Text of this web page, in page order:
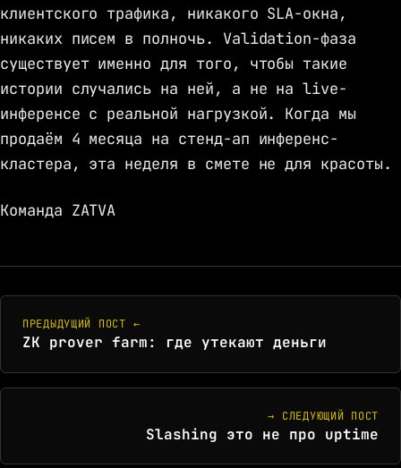
клиентского трафика, никакого SLA-окна,
никаких писем в полночь. Validation-фаза
существует именно для того, чтобы такие
истории случались на ней, а не на live-
инференсе с реальной нагрузкой. Когда мы
продаём 4 месяца на стенд-ап инференс-
кластера, эта неделя в смете не для красоты.
Команда ZATVA
ПРЕДЫДУЩИЙ ПОСТ ←
ZK prover farm: где утекают деньги
→ СЛЕДУЮЩИЙ ПОСТ
Slashing это не про uptime